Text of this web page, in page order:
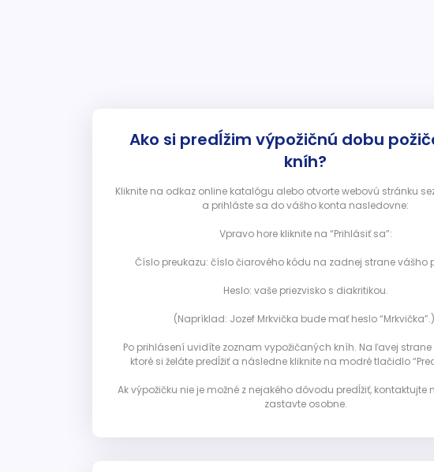
Ako si predĺžim výpožičnú dobu
kníh?
Kliknite na odkaz online katalógu alebo otvorte webovú stránku
a prihláste sa do vášho konta nasledovne:
Vpravo hore kliknite na “Prihlásiť sa”:
Číslo preukazu: číslo čiarového kódu na zadnej strane vášho
Heslo: vaše priezvisko s diakritikou.
(Napríklad: Jozef Mrkvička bude mať heslo
Po prihlásení uvidíte zoznam vypožičaných kníh. Na ľavej strane
ktoré si želáte predĺžiť a následne kliknite na modré tlačidlo
Ak výpožičku nie je možné z nejakého dôvodu predĺžiť, kontaktujte
zastavte osobne.